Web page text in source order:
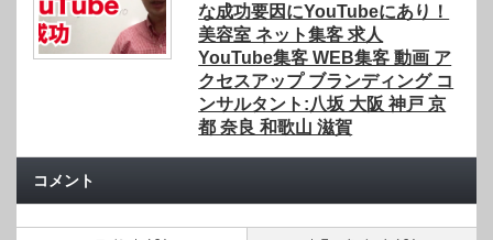
な成功要因にYouTubeにあり！
美容室 ネット集客 求人
YouTube集客 WEB集客 動画 ア
クセスアップ ブランディング コ
ンサルタント:八坂 大阪 神戸 京
都 奈良 和歌山 滋賀
コメント